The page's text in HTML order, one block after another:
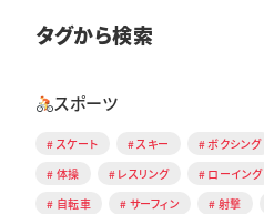
タグから検索
スポーツ
スケート スキー ボクシング
体操
レスリング ローイング
自転車
サーフィン 射撃